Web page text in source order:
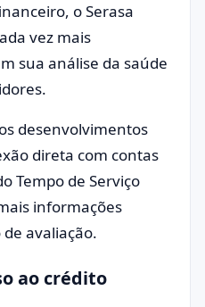
o Serasa
vez mais
sua análise da saúde
desenvolvimentos
direta com contas
Tempo de Serviço
informações
avaliação.
ao crédito